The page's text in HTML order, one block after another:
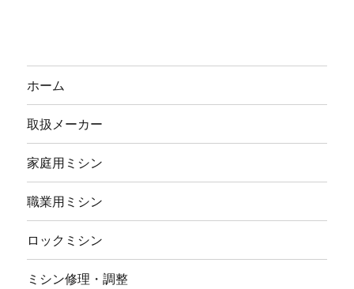
ホーム
取扱メーカー
家庭用ミシン
職業用ミシン
ロックミシン
ミシン修理・調整